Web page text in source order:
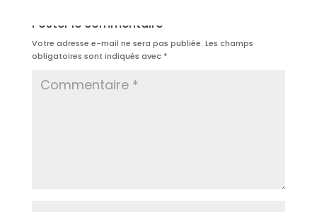
Poster le commentaire
Votre adresse e-mail ne sera pas publiée. Les champs
obligatoires sont indiqués avec *